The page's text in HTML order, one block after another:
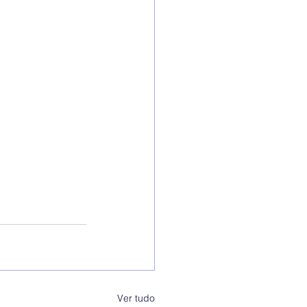
Ver tudo